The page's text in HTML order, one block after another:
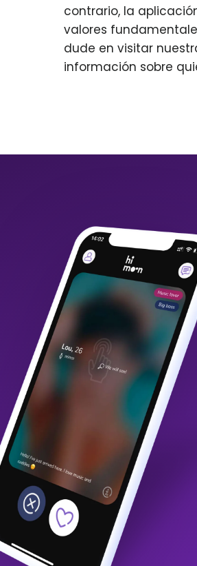
contrario, la
valores
dude en visitar
información sobre